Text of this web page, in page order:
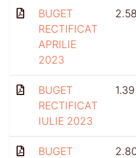
BUGET
RECTIFICAT
APRILIE
2023
BUGET
RECTIFICAT
IULIE 2023
BUGET